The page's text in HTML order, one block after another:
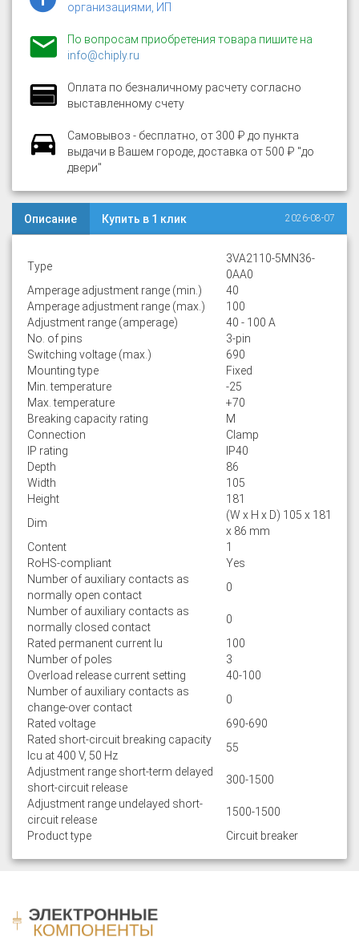
организациями, ИП
По вопросам приобретения товара пишите на
info@chiply.ru
Оплата по безналичному расчету согласно
выставленному счету
Самовывоз - бесплатно, от 300 ₽ до пункта
выдачи в Вашем городе, доставка от 500 ₽ "до
двери"
Описание Купить в 1 клик 2026-08-07
Type
3VA2110-5MN36-
0AA0
Amperage adjustment range (min.)
40
Amperage adjustment range (max.)
100
Adjustment range (amperage)
40 - 100 A
No. of pins
3-pin
Switching voltage (max.)
690
Mounting type
Fixed
Min. temperature
-25
Max. temperature
+70
Breaking capacity rating
M
Connection
Clamp
IP rating
IP40
Depth
86
Width
105
Height
181
Dim
(W x H x D) 105 x 181
x 86 mm
Content
1
RoHS-compliant
Yes
Number of auxiliary contacts as
normally open contact
0
Number of auxiliary contacts as
normally closed contact
0
Rated permanent current Iu
100
Number of poles
3
Overload release current setting
40-100
Number of auxiliary contacts as
change-over contact
0
Rated voltage
690-690
Rated short-circuit breaking capacity
lcu at 400 V, 50 Hz
55
Adjustment range short-term delayed
short-circuit release
300-1500
Adjustment range undelayed short-
circuit release
1500-1500
Product type
Circuit breaker